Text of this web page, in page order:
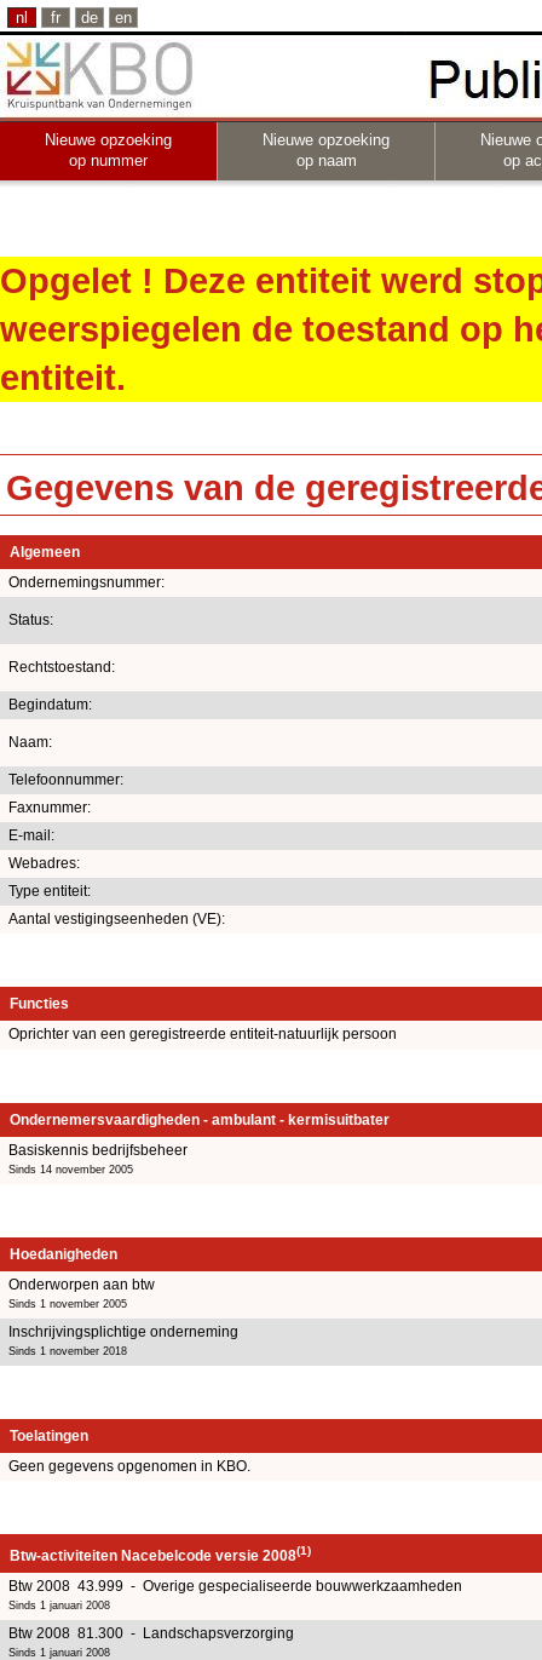
nl fr de en
Nieuwe opzoeking
op nummer
Nieuwe opzoeking
op naam
Nieuwe
op
Opgelet ! Deze entiteit werd
weerspiegelen de toestand op
entiteit.
Gegevens van de
Algemeen
Ondernemingsnummer:
Status:
Rechtstoestand:
Begindatum:
Naam:
Telefoonnummer:
Faxnummer:
E-mail:
Webadres:
Type entiteit:
Aantal vestigingseenheden (VE):
Functies
Oprichter van een geregistreerde entiteit-natuurlijk persoon
Ondernemersvaardigheden - ambulant - kermisuitbater
Basiskennis bedrijfsbeheer
Sinds 14 november 2005
Hoedanigheden
Onderworpen aan btw
Sinds 1 november 2005
Inschrijvingsplichtige onderneming
Sinds 1 november 2018
Toelatingen
Geen gegevens opgenomen in KBO.
Btw-activiteiten Nacebelcode versie 2008(1)
Btw 2008 43.999 - Overige gespecialiseerde bouwwerkzaamheden
Sinds 1 januari 2008
Btw 2008 81.300 - Landschapsverzorging
Sinds 1 januari 2008